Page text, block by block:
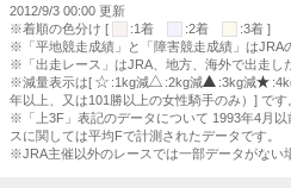
2012/9/3 00:00 更新
※着順の色分け [
:1着 :2着
:3着 ]
※「平地競走成績」と「障害競走成績」はJRA
※「出走レース」はJRA、地方、海外で出走し
※減量表示は[
:1kg減 :2kg減 :3kg減
年以上、又は101勝以上の女性騎手のみ）] です
※「上3F」表記のデータについて 1993年4月
スに関しては平均Fで計測されたデータです。
※JRA主催以外のレースでは一部データがない